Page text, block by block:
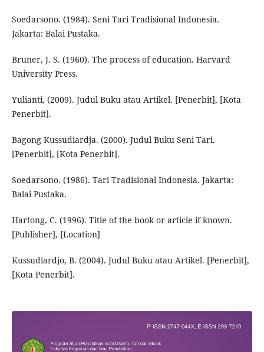
Soedarsono. (1984). Seni Tari Tradisional Indonesia.
Jakarta: Balai Pustaka.
Bruner, J. S. (1960). The process of education. Harvard
University Press.
Yulianti, (2009). Judul Buku atau Artikel. [Penerbit], [Kota
Penerbit].
Bagong Kussudiardja. (2000). Judul Buku Seni Tari.
[Penerbit], [Kota Penerbit].
Soedarsono. (1986). Tari Tradisional Indonesia. Jakarta:
Balai Pustaka.
Hartong, C. (1996). Title of the book or article if known.
[Publisher], [Location]
Kussudiardjo, B. (2004). Judul Buku atau Artikel. [Penerbit],
[Kota Penerbit].